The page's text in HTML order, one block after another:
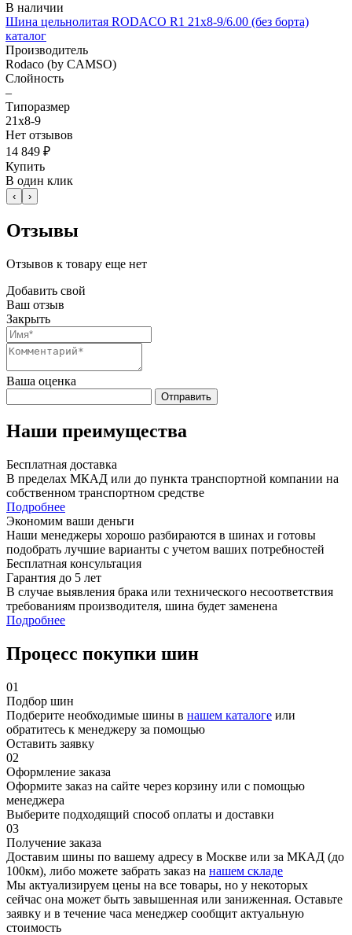
В наличии
Шина цельнолитая RODACO R1 21x8-9/6.00 (без борта)
каталог
Производитель
Rodaco (by CAMSO)
Слойность
–
Типоразмер
21x8-9
Нет отзывов
14 849 ₽
Купить
В один клик
‹ ›
Отзывы
Отзывов к товару еще нет
Добавить свой
Ваш отзыв
Закрыть
Ваша оценка
Отправить
Наши преимущества
Бесплатная доставка
В пределах МКАД или до пункта транспортной компании на
собственном транспортном средстве
Подробнее
Экономим ваши деньги
Наши менеджеры хорошо разбираются в шинах и готовы
подобрать лучшие варианты с учетом ваших потребностей
Бесплатная консультация
Гарантия до 5 лет
В случае выявления брака или технического несоответствия
требованиям производителя, шина будет заменена
Подробнее
Процесс покупки шин
01
Подбор шин
Подберите необходимые шины в нашем каталоге или
обратитесь к менеджеру за помощью
Оставить заявку
02
Оформление заказа
Оформите заказ на сайте через корзину или с помощью
менеджера
Выберите подходящий способ оплаты и доставки
03
Получение заказа
Доставим шины по вашему адресу в Москве или за МКАД (до
100км), либо можете забрать заказ на нашем складе
Мы актуализируем цены на все товары, но у некоторых
сейчас она может быть завышенная или заниженная. Оставьте
заявку и в течение часа менеджер сообщит актуальную
стоимость